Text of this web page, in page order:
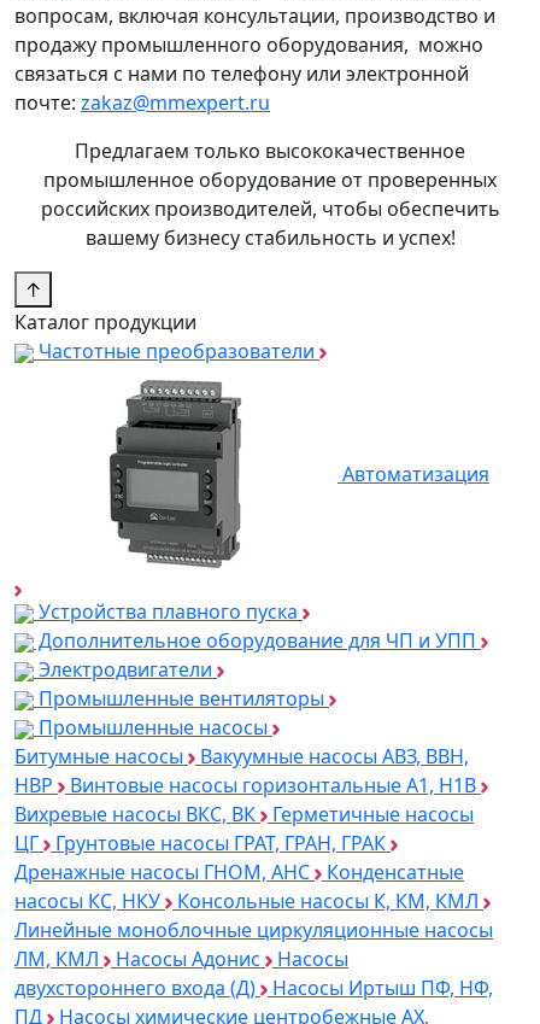
вопросам, включая консультации, производство и
продажу промышленного оборудования, можно
связаться с нами по телефону или электронной
почте: zakaz@mmexpert.ru
Предлагаем только высококачественное
промышленное оборудование от проверенных
российских производителей, чтобы обеспечить
вашему бизнесу стабильность и успех!
↑
Каталог продукции
Частотные преобразователи
Автоматизация
Устройства плавного пуска
Дополнительное оборудование для ЧП и УПП
Электродвигатели
Промышленные вентиляторы
Промышленные насосы
Битумные насосы
Вакуумные насосы АВЗ, ВВН,
НВР
Винтовые насосы горизонтальные А1, Н1В
Вихревые насосы ВКС, ВК
Герметичные насосы
ЦГ
Грунтовые насосы ГРАТ, ГРАН, ГРАК
Дренажные насосы ГНОМ, АНС
Конденсатные
насосы КС, НКУ
Консольные насосы К, КМ, КМЛ
Линейные моноблочные циркуляционные насосы
ЛМ, КМЛ
Насосы Адонис
Насосы
двухстороннего входа (Д)
Насосы Иртыш ПФ, НФ,
ПД
Насосы химические центробежные АХ,